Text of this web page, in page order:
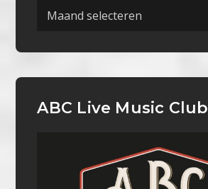
Archieven
ABC Live Music Club